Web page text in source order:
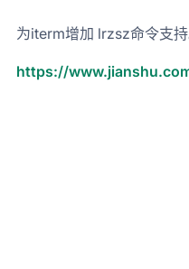
为iterm增加 lrzsz命令支
https://